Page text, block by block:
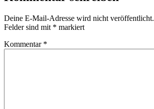
Deine E-Mail-Adresse wird nicht veröffentlicht.
Felder sind mit * markiert
Kommentar *